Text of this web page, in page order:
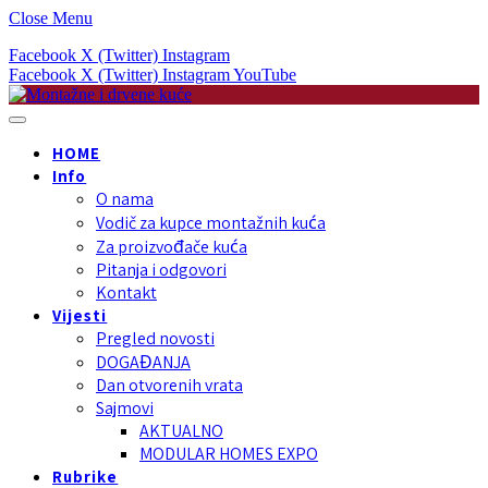
Close Menu
Facebook X (Twitter) Instagram
Facebook X (Twitter) InstagramYouTube
HOME
Info
O nama
Vodič za kupce montažnih kuća
Za proizvođače kuća
Pitanja i odgovori
Kontakt
Vijesti
Pregled novosti
DOGAĐANJA
Dan otvorenih vrata
Sajmovi
AKTUALNO
MODULAR HOMES EXPO
Rubrike